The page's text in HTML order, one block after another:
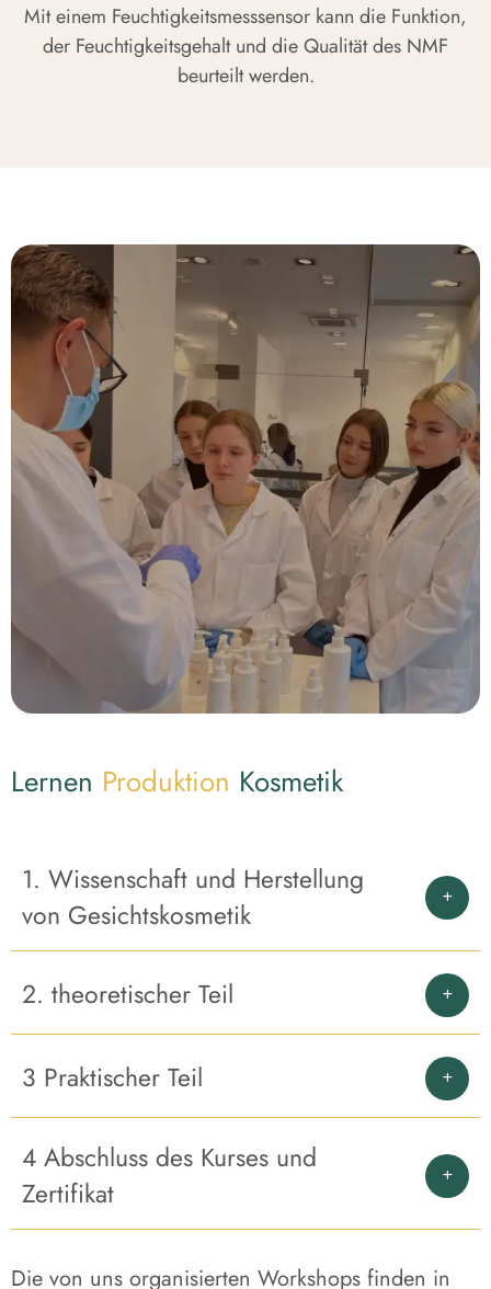
Mit einem Feuchtigkeitsmesssensor kann die Funktion,
der Feuchtigkeitsgehalt und die Qualität des NMF
beurteilt werden.
Lernen Produktion Kosmetik
1. Wissenschaft und Herstellung
von Gesichtskosmetik
2. theoretischer Teil
3 Praktischer Teil
4 Abschluss des Kurses und
Zertifikat
Die von uns organisierten Workshops finden in